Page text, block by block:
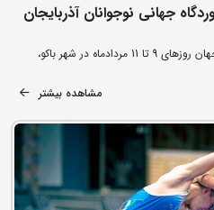
جهانی نوجوانان آذربایجان
رقابت‌های کشتی آزاد نوجوانان قهرمانی جهان روزهای 9 تا 11 مردادماه در شهر باکو،
مشاهده بیشتر